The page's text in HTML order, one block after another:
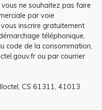
ne souhaitez pas faire
par voie
inscrire gratuitement
téléphonique,
code de la consommation,
ou par courrier
CS 61311, 41013